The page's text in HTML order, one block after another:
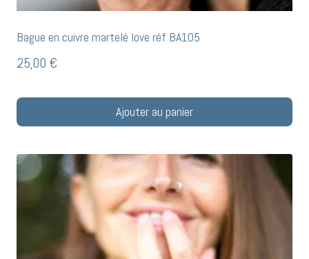
Bague en cuivre martelé love réf BA105
25,00 €
Ajouter au panier